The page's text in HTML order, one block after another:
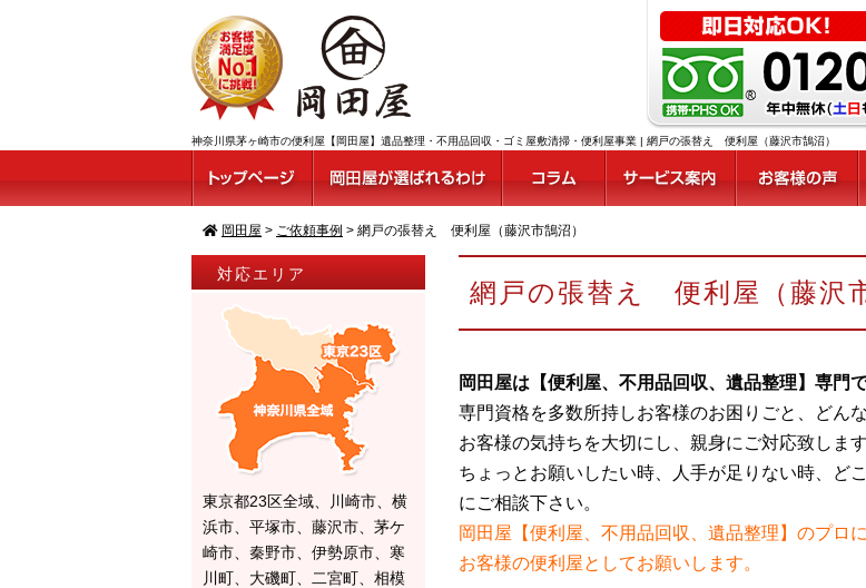
神奈川県茅ヶ崎市の便利屋【岡田屋】遺品整理・不用品回収・ゴミ屋敷清掃・便利屋事業 | 網戸の張替え 便利屋（藤沢市鵠沼）
岡田屋 > ご依頼事例 > 網戸の張替え 便利屋（藤沢市鵠沼）
網戸の張替え 便利屋（藤沢
岡田屋は【便利屋、不用品回収、遺品整理】専門で
専門資格を多数所持しお客様のお困りごと、どん
お客様の気持ちを大切にし、親身にご対応致します
ちょっとお願いしたい時、人手が足りない時、ど
にご相談下さい。
岡田屋【便利屋、不用品回収、遺品整理】のプロ
お客様の便利屋としてお願いします。
対応エリア
東京都23区全域、川崎市、横
浜市、平塚市、藤沢市、茅ケ
崎市、秦野市、伊勢原市、寒
川町、大磯町、二宮町、相模